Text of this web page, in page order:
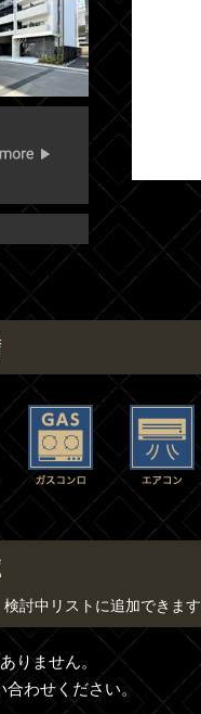
討中リストに追加できま
りません。
わせください。